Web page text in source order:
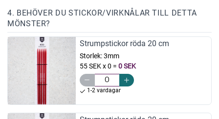
4. BEHÖVER DU STICKOR/VIRKNÅLAR TILL DETTA
MÖNSTER?
Strumpstickor röda 20 cm
Storlek:3mm
55 SEK x 0 = 0 SEK
1-2 vardagar